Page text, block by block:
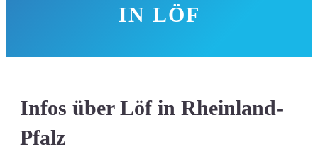
IN LÖF
Infos über Löf in Rheinland-
Pfalz